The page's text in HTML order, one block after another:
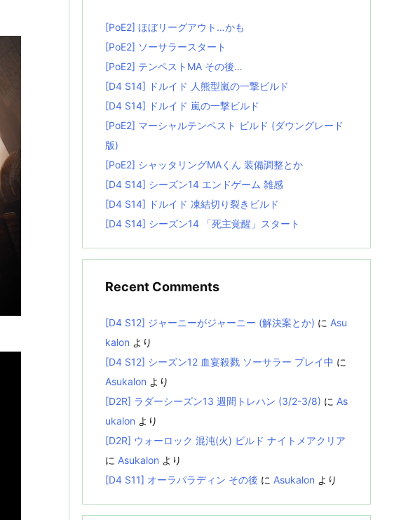
[PoE2] ほぼリーグアウト…かも
[PoE2] ソーサラースタート
[PoE2] テンペストMA その後…
[D4 S14] ドルイド 人熊型嵐の一撃ビルド
[D4 S14] ドルイド 嵐の一撃ビルド
[PoE2] マーシャルテンペスト ビルド (ダウングレード
版)
[PoE2] シャッタリングMAくん 装備調整とか
[D4 S14] シーズン14 エンドゲーム 雑感
[D4 S14] ドルイド 凍結切り裂きビルド
[D4 S14] シーズン14 「死主覚醒」スタート
Recent Comments
[D4 S12] ジャーニーがジャーニー (解決案とか) に Asu
kalon より
[D4 S12] シーズン12 血宴殺戮 ソーサラー プレイ中 に
Asukalon より
[D2R] ラダーシーズン13 週間トレハン (3/2-3/8) に As
ukalon より
[D2R] ウォーロック 混沌(火) ビルド ナイトメアクリア
に Asukalon より
[D4 S11] オーラパラディン その後 に Asukalon より